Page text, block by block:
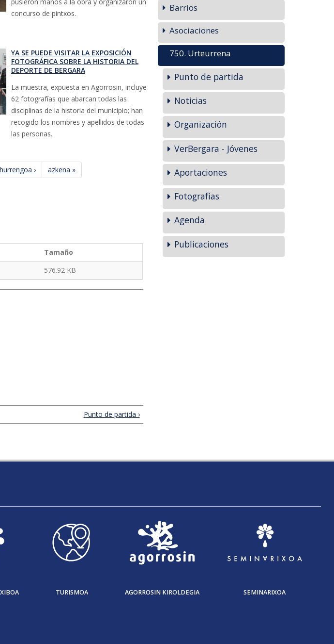
concurso de pintxos.
YA SE PUEDE VISITAR LA EXPOSICIÓN
FOTOGRÁFICA SOBRE LA HISTORIA DEL
DEPORTE DE BERGARA
La muestra, expuesta en Agorrosin, incluye
62 fotografías que abarcan todas las
disciplinas de la historia del municipio; han
recogido los nombres y apellidos de todas
las personas.
hurrengoa › azkena »
Tamaño
576.92 KB
Punto de partida ›
Barrios
Asociaciones
750. Urteurrena
Punto de partida
Noticias
Organización
VerBergara - Jóvenes
Aportaciones
Fotografías
Agenda
Publicaciones
TURISMOA AGORROSIN KIROLDEGIA SEMINARIXOA